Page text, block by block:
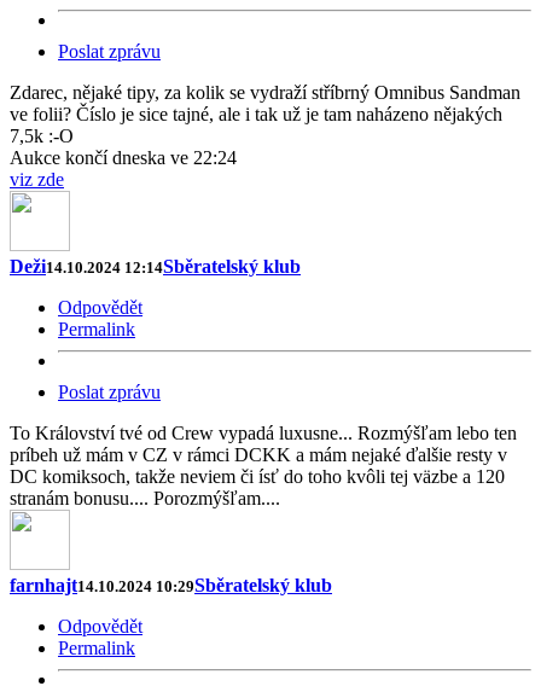
Poslat zprávu
Zdarec, nějaké tipy, za kolik se vydraží stříbrný Omnibus Sandman
ve folii? Číslo je sice tajné, ale i tak už je tam naházeno nějakých
7,5k :-O
Aukce končí dneska ve 22:24
viz zde
Deži14.10.2024 12:14Sběratelský klub
Odpovědět
Permalink
Poslat zprávu
To Království tvé od Crew vypadá luxusne... Rozmýšľam lebo ten
príbeh už mám v CZ v rámci DCKK a mám nejaké ďalšie resty v
DC komiksoch, takže neviem či ísť do toho kvôli tej väzbe a 120
stranám bonusu.... Porozmýšľam....
farnhajt14.10.2024 10:29Sběratelský klub
Odpovědět
Permalink